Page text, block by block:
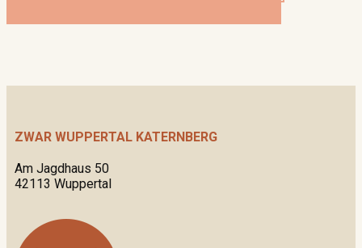
ZWAR WUPPERTAL KATERNBERG
Am Jagdhaus 50
42113 Wuppertal